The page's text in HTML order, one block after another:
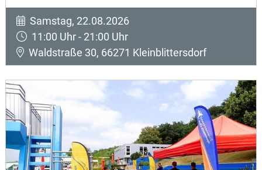
Samstag, 22.08.2026
11:00 Uhr - 21:00 Uhr
Waldstraße 30, 66271 Kleinblittersdorf